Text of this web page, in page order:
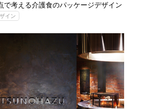
で考える介護食のパッケージデザイン
イン